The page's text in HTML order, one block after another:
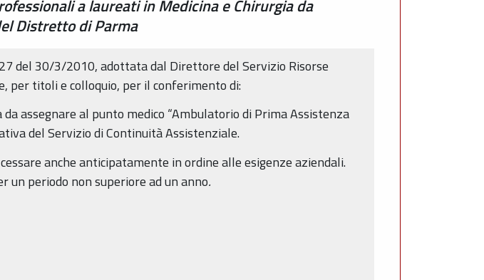
a laureati in Medicina e Chirurgia da
Distretto di Parma
del 30/3/2010, adottata dal Direttore del Servizio Risorse
per titoli e colloquio, per il conferimento di:
assegnare al punto medico “Ambulatorio di Prima Assistenza
del Servizio di Continuità Assistenziale.
anche anticipatamente in ordine alle esigenze aziendali.
un periodo non superiore ad un anno.